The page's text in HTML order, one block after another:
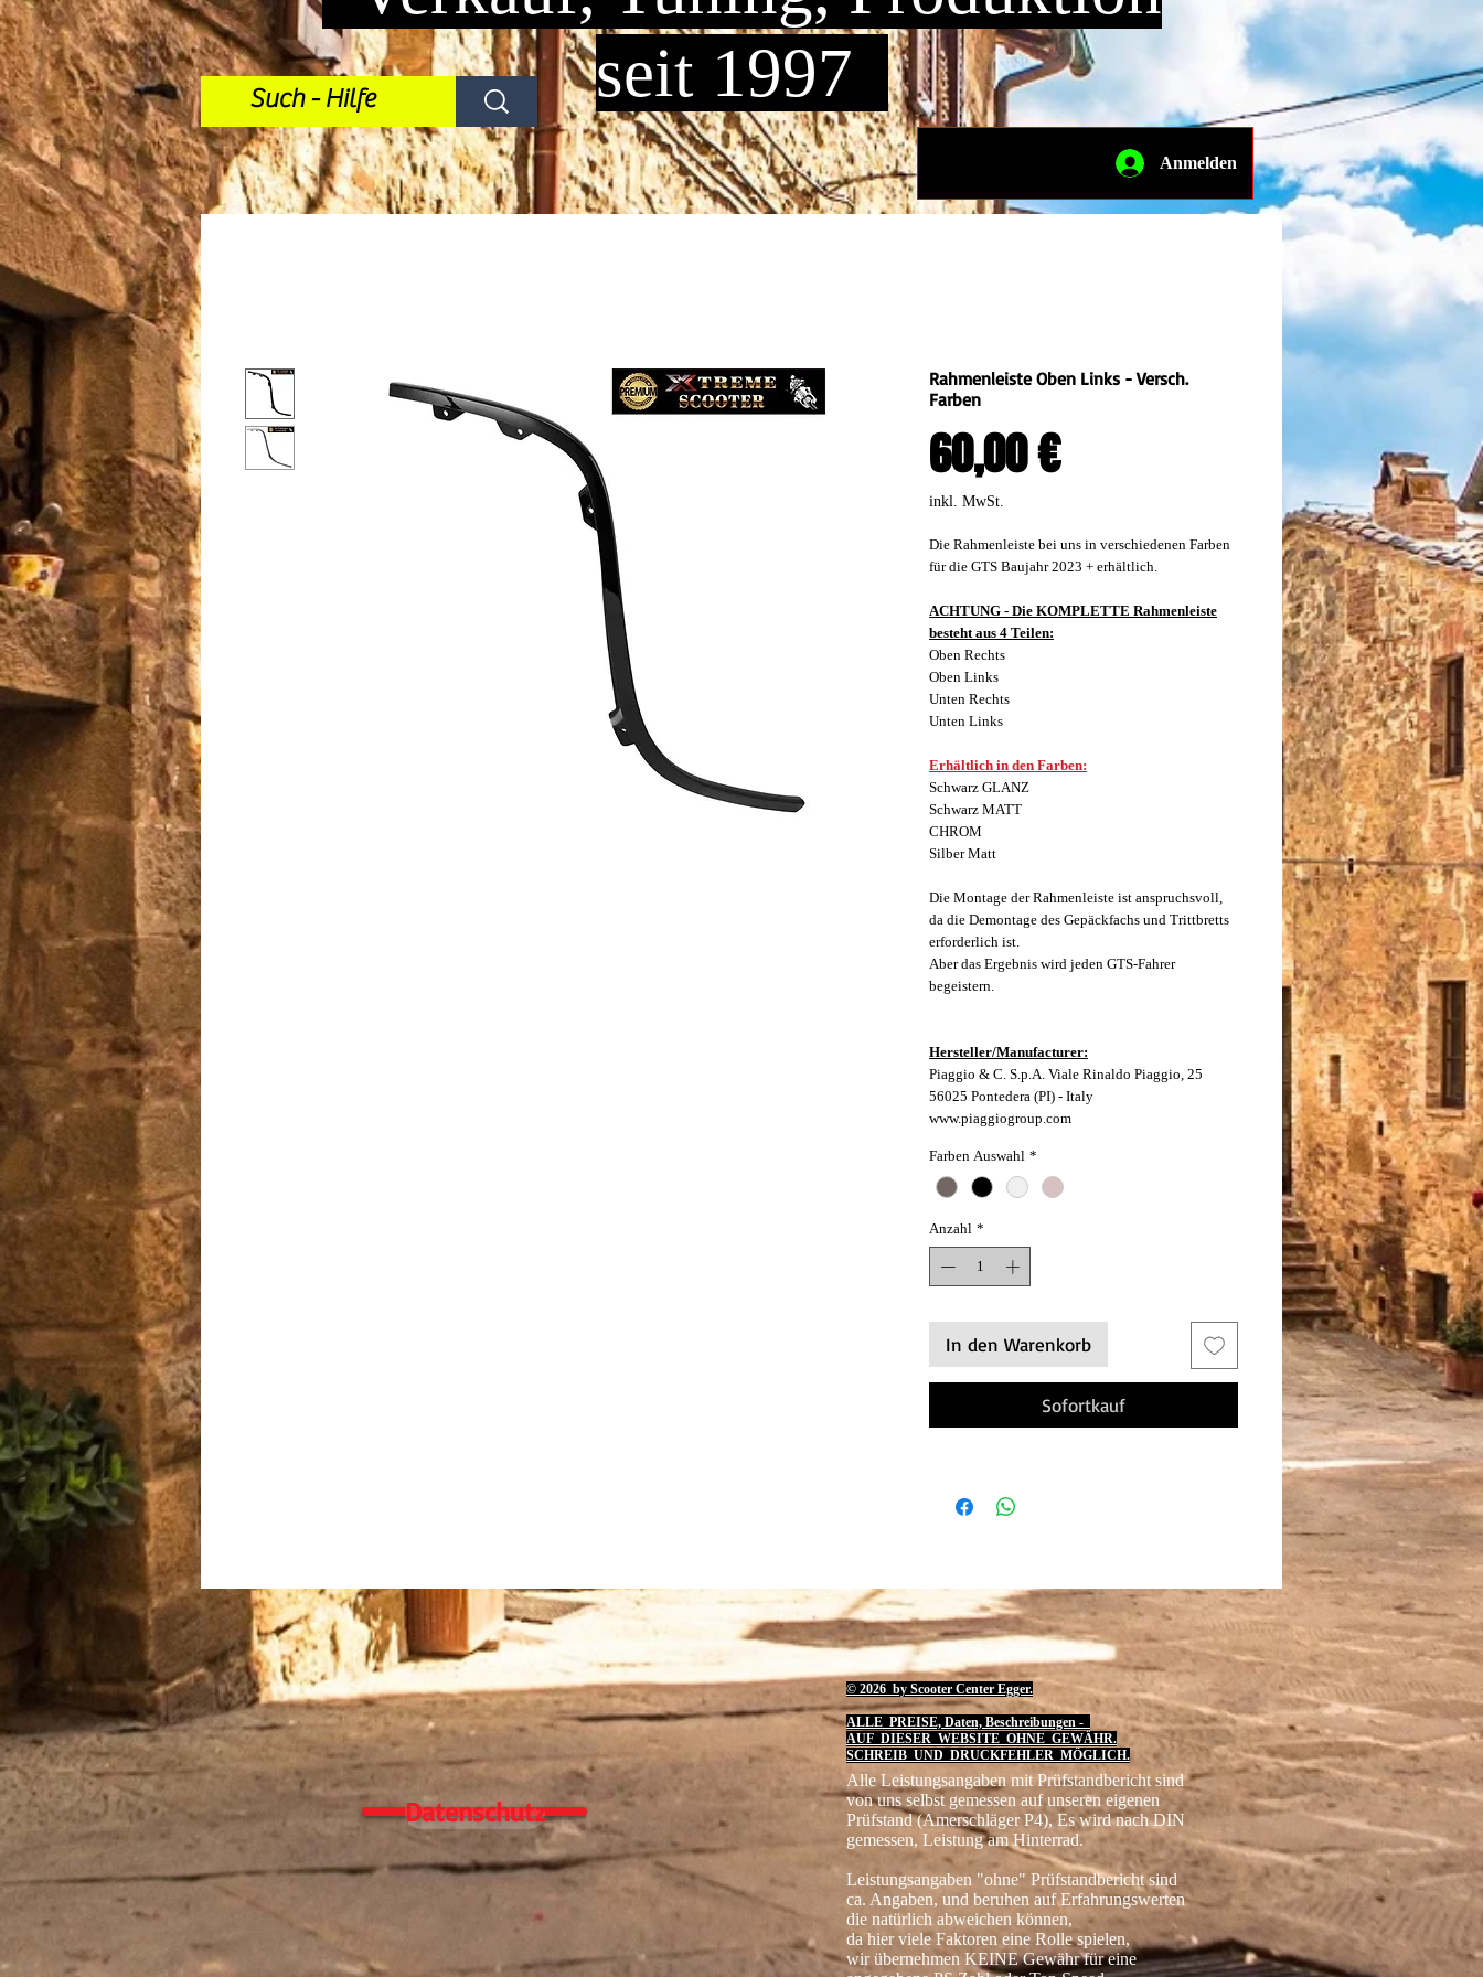
seit 1997
Anmelden
Rahmenleiste Oben Links - Versch.
Farben
60,00 €Preis
inkl. MwSt.
Die Rahmenleiste bei uns in verschiedenen Farben
für die GTS Baujahr 2023 + erhältlich.
ACHTUNG - Die KOMPLETTE Rahmenleiste
besteht aus 4 Teilen:
Oben Rechts
Oben Links
Unten Rechts
Unten Links
Erhältlich in den Farben:
Schwarz GLANZ
Schwarz MATT
CHROM
Silber Matt
Die Montage der Rahmenleiste ist anspruchsvoll,
da die Demontage des Gepäckfachs und Trittbretts
erforderlich ist.
Aber das Ergebnis wird jeden GTS-Fahrer
begeistern.
Hersteller/Manufacturer:
Piaggio & C. S.p.A. Viale Rinaldo Piaggio, 25
56025 Pontedera (PI) - Italy
www.piaggiogroup.com
Farben Auswahl *
Anzahl *
In den Warenkorb
Sofortkauf
Datenschutz
Alle Leistungsangaben mit Prüfstandbericht sind
von uns selbst gemessen auf unseren eigenen
Prüfstand (Amerschläger P4), Es wird nach DIN
gemessen, Leistung am Hinterrad.
Leistungsangaben "ohne" Prüfstandbericht sind
ca. Angaben, und beruhen auf Erfahrungswerten
die natürlich abweichen können,
da hier viele Faktoren eine Rolle spielen,
wir übernehmen KEINE Gewähr für eine
© 2026 by Scooter Center Egger.
ALLE PREISE, Daten, Beschreibungen -
AUF DIESER WEBSITE OHNE GEWÄHR.
SCHREIB UND DRUCKFEHLER MÖGLICH.